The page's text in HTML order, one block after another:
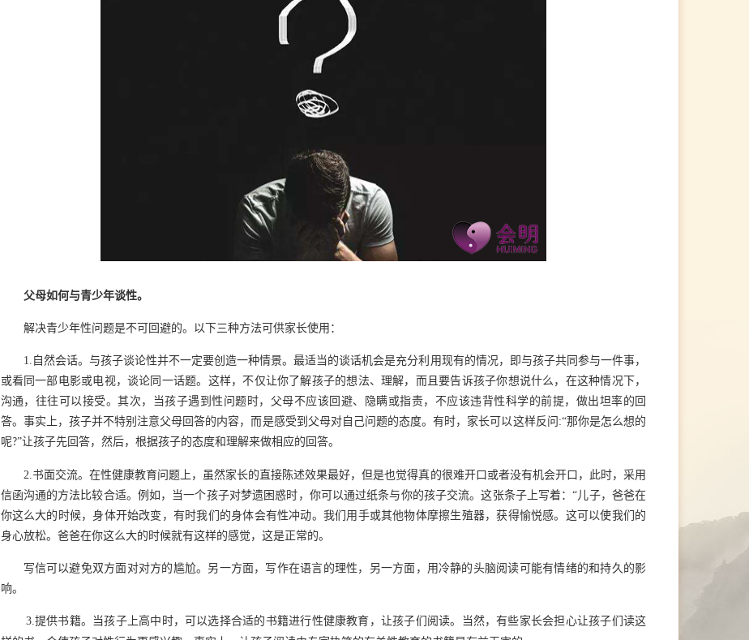
父母如何与青少年谈性。
解决青少年性问题是不可回避的。以下三种方法可供家长使用 ：
1. 自然会话。与孩子谈论性并不一定要创造一种情景。最适当的谈话机会是充分利用现有的情况，即与孩子共同 参与一件事，
或看同一部电影或电视，谈论同一话题。这样，不仅让你了解孩子的想法、理解，而且要告诉孩子你想说什么，在这种情况下，
沟通，往往可以接受。其次，当孩子遇到性问题时，父母不应该回避、隐瞒或指责，不应该违背性科学的前提，做出坦率的回
答。事实上，孩子并不特别注意父母回答的内容，而是感受到父母对自己问题的态度。有时， 家长可以这样反问:“那你是怎么想的
呢?”让孩子先回答， 然后， 根据孩子的态度和理解来做相应的回答。
2.书面交流。 在性健康教育问题上，虽然家长的直接陈述效果最好，但是也觉得真的很难开口或者没有机会开口，此时，采用
信函沟通的方法比较合适。例如，当一个孩子对梦遗困惑时，你可以通过纸条与你的孩子交流。这张条子上写着：“儿子，爸爸在
你这么大的时候，身体开始改变 ， 有时我们的身体会有性冲动。我们用手或其他物体摩擦生殖器，获得愉悦感。这可以使我们的
身心放松。爸爸在你这么大的时候就有这样的感觉， 这是正常的。
写信可以避免双方面对对方的尴尬。另一方面，写作在语言的理性，另一方面，用冷静的头脑阅读可能有情绪的和持久的影
响。
3.提供书籍。当孩子上高中时，可以选择合适的书籍进行性健康教育，让孩子们阅读。当然，有些家长会担心让孩子们读这